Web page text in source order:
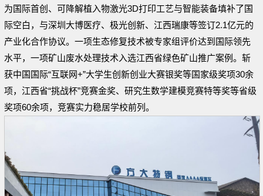
为国际首创、可降解植入物激光3D打印工艺与智能装备填补了国
际空白，与深圳大博医疗、极光创新、江西瑞康等签订2.1亿元的
产业化合作协议。一项生态修复技术被专家组评价达到国际领先
水平，一项矿山废水处理技术入选江西省绿色矿山推广案例。斩
获中国国际“互联网+”大学生创新创业大赛银奖等国家级奖项30余
项，江西省“挑战杯”竞赛金奖、研究生数学建模竞赛特等奖等省级
奖项60余项，竞赛实力稳居学校前列。